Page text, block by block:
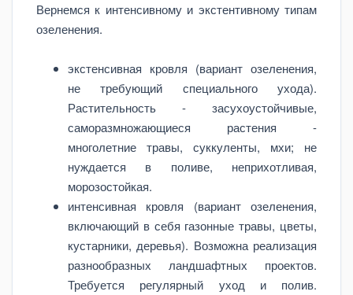
Вернемся к интенсивному и экстентивному типам
озеленения.
экстенсивная кровля (вариант озеленения,
не требующий специального ухода).
Растительность - засухоустойчивые,
саморазмножающиеся растения -
многолетние травы, суккуленты, мхи; не
нуждается в поливе, неприхотливая,
морозостойкая.
интенсивная кровля (вариант озеленения,
включающий в себя газонные травы, цветы,
кустарники, деревья). Возможна реализация
разнообразных ландшафтных проектов.
Требуется регулярный уход и полив.